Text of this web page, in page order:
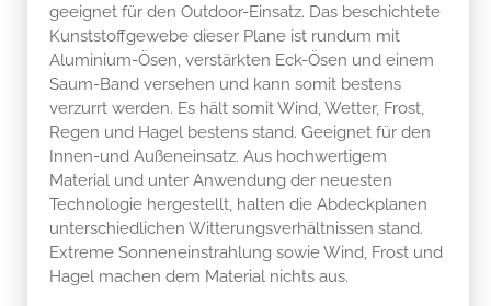
geeignet für den Outdoor-Einsatz. Das beschichtete
Kunststoffgewebe dieser Plane ist rundum mit
Aluminium-Ösen, verstärkten Eck-Ösen und einem
Saum-Band versehen und kann somit bestens
verzurrt werden. Es hält somit Wind, Wetter, Frost,
Regen und Hagel bestens stand. Geeignet für den
Innen-und Außeneinsatz. Aus hochwertigem
Material und unter Anwendung der neuesten
Technologie hergestellt, halten die Abdeckplanen
unterschiedlichen Witterungsverhältnissen stand.
Extreme Sonneneinstrahlung sowie Wind, Frost und
Hagel machen dem Material nichts aus.